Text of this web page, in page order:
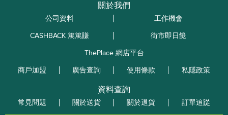
關於我們
公司資料
工作機會
CASHBACK 篤篤賺
街市即日餸
ThePlace 網店平台
商戶加盟
廣告查詢 使用條款 私隱政策
資料查詢
常見問題 關於送貨 關於退貨 訂單追踨